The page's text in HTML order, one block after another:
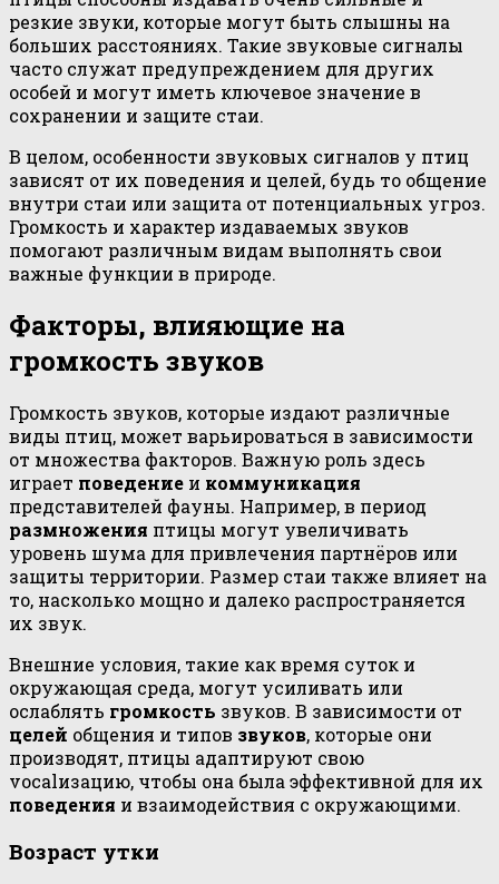
резкие звуки, которые могут быть слышны на
больших расстояниях. Такие звуковые сигналы
часто служат предупреждением для других
особей и могут иметь ключевое значение в
сохранении и защите стаи.
В целом, особенности звуковых сигналов у птиц
зависят от их поведения и целей, будь то общение
внутри стаи или защита от потенциальных угроз.
Громкость и характер издаваемых звуков
помогают различным видам выполнять свои
важные функции в природе.
Факторы, влияющие на
громкость звуков
Громкость звуков, которые издают различные
виды птиц, может варьироваться в зависимости
от множества факторов. Важную роль здесь
играет поведение и коммуникация
представителей фауны. Например, в период
размножения птицы могут увеличивать
уровень шума для привлечения партнёров или
защиты территории. Размер стаи также влияет на
то, насколько мощно и далеко распространяется
их звук.
Внешние условия, такие как время суток и
окружающая среда, могут усиливать или
ослаблять громкость звуков. В зависимости от
целей общения и типов звуков, которые они
производят, птицы адаптируют свою
vocalизацию, чтобы она была эффективной для их
поведения и взаимодействия с окружающими.
Возраст утки